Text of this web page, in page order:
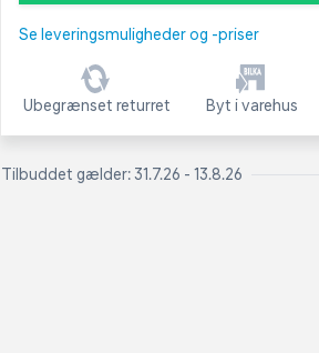
Se leveringsmuligheder og -priser
Ubegrænset returret Byt i varehus
Tilbuddet gælder: 31.7.26 - 13.8.26